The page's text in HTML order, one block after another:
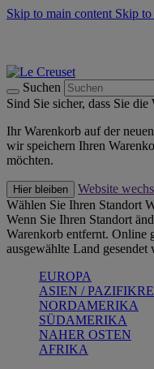
Skip to main content Skip
Suchen
Sind Sie sicher, dass Sie
Ihr Warenkorb auf der
wir speichern Ihren
möchten.
Hier bleiben
Website
Wählen Sie Ihren Standort
Wenn Sie Ihren Standort
Warenkorb entfernt. Online
ausgewählte Land gesendet
EUROPA
ASIEN /
NORDAMERIKA
SÜDAMERIKA
NAHER OSTEN
AFRIKA